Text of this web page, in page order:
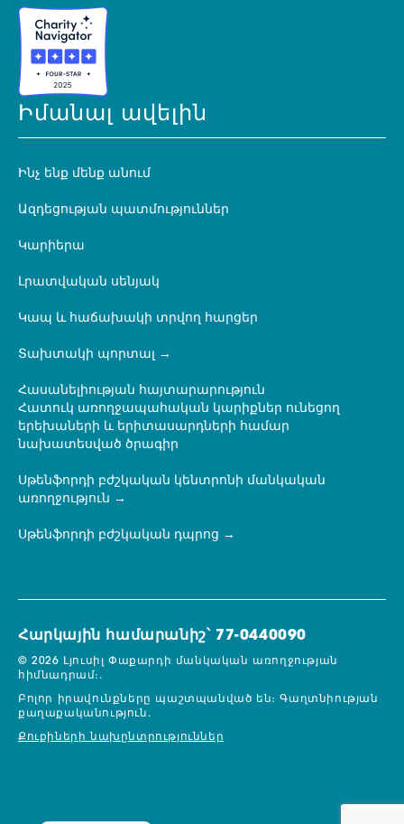
Իմանալ ավելին
Ինչ ենք մենք անում
Ազդեցության պատմություններ
Կարիերա
Լրատվական սենյակ
Կապ և հաճախակի տրվող հարցեր
Տախտակի պորտալ
Հասանելիության հայտարարություն
Հատուկ առողջապահական կարիքներ ունեցող
երեխաների և երիտասարդների համար
նախատեսված ծրագիր
Սթենֆորդի բժշկական կենտրոնի մանկական
առողջություն
Սթենֆորդի բժշկական դպրոց
Հարկային համարանիշ՝ 77-0440090
© 2026 Լյուսիլ Փաքարդի մանկական առողջության
հիմնադրամ։.
Բոլոր իրավունքները պաշտպանված են։Գաղտնիության
քաղաքականություն.
Քուքիների նախընտրություններ